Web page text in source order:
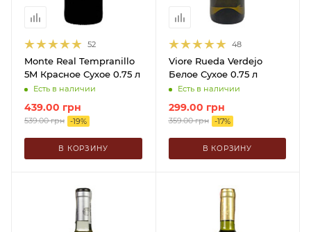
52
Monte Real Tempranillo
5M Красное Сухое 0.75 л
Есть в наличии
439.00 грн
539.00грн -19%
В КОРЗИНУ
48
Viore Rueda Verdejo
Белое Сухое 0.75 л
Есть в наличии
299.00 грн
359.00грн -17%
В КОРЗИНУ